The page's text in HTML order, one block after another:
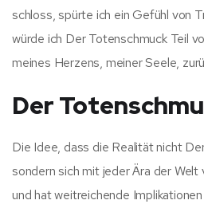
schloss, spürte ich ein Gefühl von
würde ich Der Totenschmuck Teil
meines Herzens, meiner Seele,
Der
Die Idee, dass die Realität nicht
sondern sich mit jeder Ära der
und hat weitreichende